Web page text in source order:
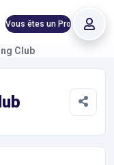
Vous êtes un Pro
Club